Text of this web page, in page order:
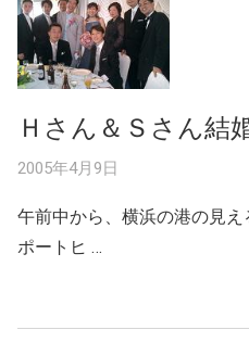
Ｈさん＆Ｓさん結
2005年4月9日
午前中から、横浜の港の見
ポートヒ …